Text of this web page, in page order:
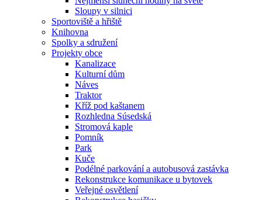
Sloupy v silnici
Sportoviště a hřiště
Knihovna
Spolky a sdružení
Projekty obce
Kanalizace
Kulturní dům
Náves
Traktor
Kříž pod kaštanem
Rozhledna Súsedská
Stromová kaple
Pomník
Park
Kuče
Podélné parkování a autobusová zastávka
Rekonstrukce komunikace u bytovek
Veřejné osvětlení